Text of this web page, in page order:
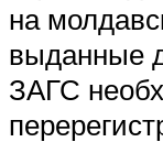
на
выданные
ЗАГС